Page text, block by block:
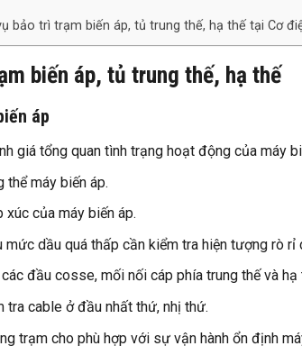
bảo trì trạm biến áp, tủ trung thế, hạ thế tại Cơ
biến áp, tủ trung thế, hạ thế
áp
giá tổng quan tình trạng hoạt động của máy
thể máy biến áp.
xúc của máy biến áp.
mức dầu quá thấp cần kiểm tra hiện tượng rò rỉ
đầu cosse, mối nối cáp phía trung thế và hạ
tra cable ở đầu nhất thứ, nhị thứ.
trạm cho phù hợp với sự vận hành ổn định